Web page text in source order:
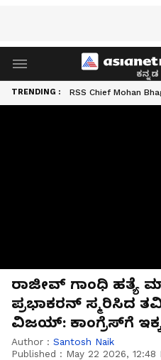
ಕನ್ನಡ
TRENDING : RSS Chief Mohan
ರಾಜೀವ್ ಗಾಂಧಿ ಹತ್ಯೆ
ಪ್ರಭಾಕರನ್ ಸ್ಮರಿಸಿದ
ವಿಜಯ್: ಕಾಂಗ್ರೆಸ್‌ಗೆ
Author : Santosh Naik
Published : May 22 2026, 12:48